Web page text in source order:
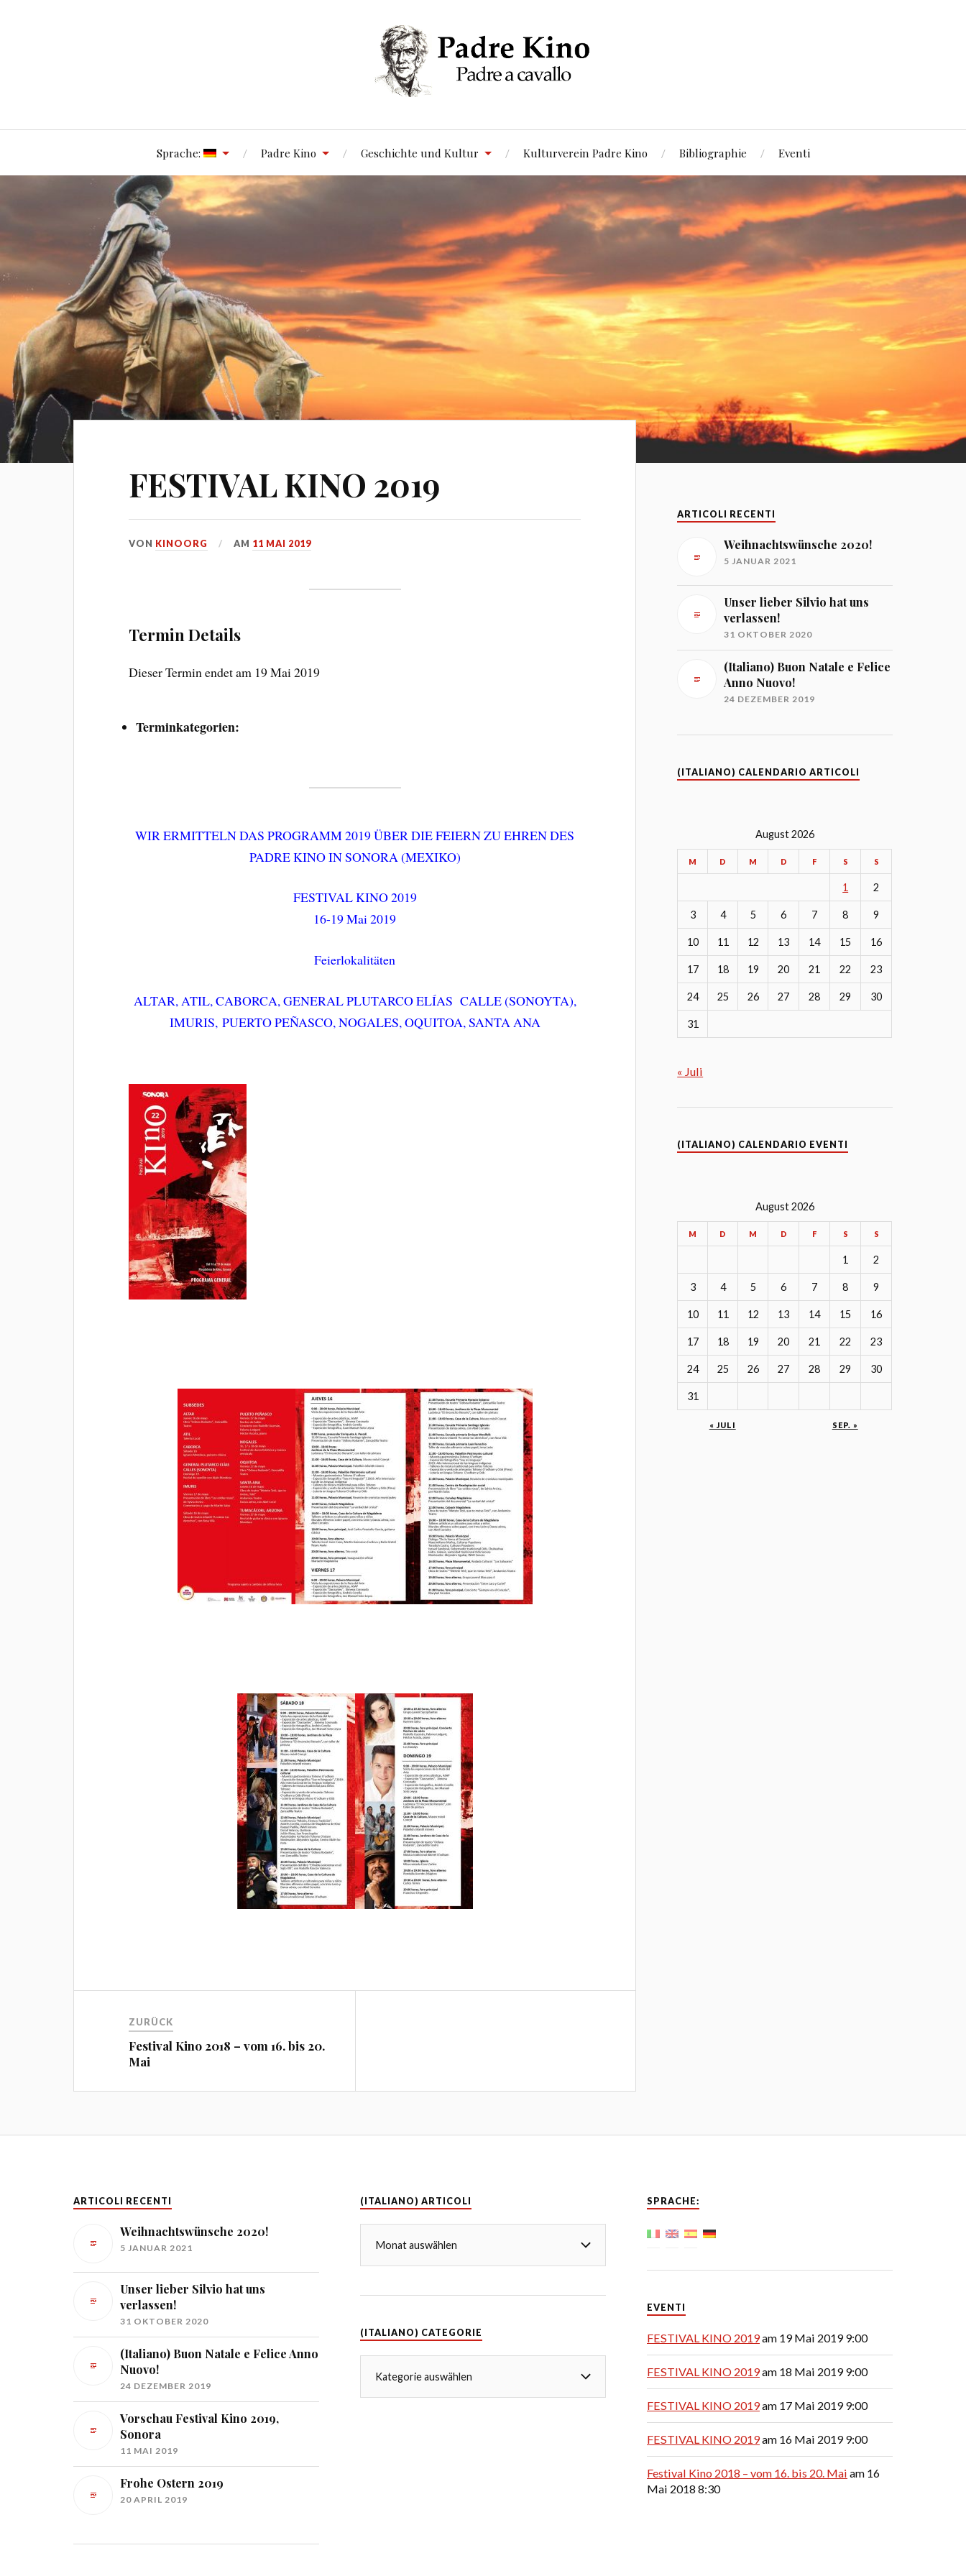
Sprache: Padre Kino Geschichte und Kultur Kulturverein Padre Kino Bibliographie Eventi
FESTIVAL KINO 2019
VON KINOORG AM 11 MAI 2019
Termin Details
Dieser Termin endet am 19 Mai 2019
Terminkategorien:
WIR ERMITTELN DAS PROGRAMM 2019 ÜBER DIE FEIERN ZU EHREN DES
PADRE KINO IN SONORA (MEXIKO)
FESTIVAL KINO 2019
16-19 Mai 2019
Feierlokalitäten
ALTAR, ATIL, CABORCA, GENERAL PLUTARCO ELÍAS CALLE (SONOYTA),
IMURIS, PUERTO PEÑASCO, NOGALES, OQUITOA, SANTA ANA
ZURÜCK
Festival Kino 2018 – vom 16. bis 20.
Mai
ARTICOLI RECENTI
Weihnachtswünsche 2020!
5 JANUAR 2021
Unser lieber Silvio hat uns
verlassen!
31 OKTOBER 2020
(Italiano) Buon Natale e Felice
Anno Nuovo!
24 DEZEMBER 2019
(ITALIANO) CALENDARIO ARTICOLI
August 2026
M D M D F S S
1 2
3 4 5 6 7 8 9
10 11 12 13 14 15 16
17 18 19 20 21 22 23
24 25 26 27 28 29 30
31
« Juli
(ITALIANO) CALENDARIO EVENTI
August 2026
M D M D F S S
1 2
3 4 5 6 7 8 9
10 11 12 13 14 15 16
17 18 19 20 21 22 23
24 25 26 27 28 29 30
31
« JULI SEP. »
ARTICOLI RECENTI
Weihnachtswünsche 2020!
5 JANUAR 2021
Unser lieber Silvio hat uns
verlassen!
31 OKTOBER 2020
(Italiano) Buon Natale e Felice Anno
Nuovo!
24 DEZEMBER 2019
Vorschau Festival Kino 2019,
Sonora
11 MAI 2019
Frohe Ostern 2019
20 APRIL 2019
(ITALIANO) ARTICOLI
(ITALIANO) CATEGORIE
SPRACHE:
EVENTI
FESTIVAL KINO 2019am 19 Mai 2019 9:00
FESTIVAL KINO 2019am 18 Mai 2019 9:00
FESTIVAL KINO 2019am 17 Mai 2019 9:00
FESTIVAL KINO 2019am 16 Mai 2019 9:00
Festival Kino 2018 – vom 16. bis 20. Mai am 16
Mai 2018 8:30